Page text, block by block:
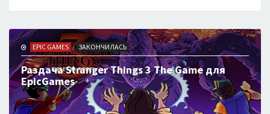
EPIC GAMES / ЗАКОНЧИЛАСЬ
Раздача Stranger Things 3 The Game для
EpicGames